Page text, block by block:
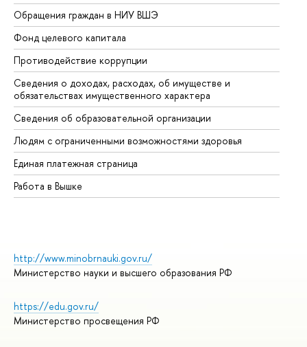
Обращения граждан в НИУ ВШЭ
Фонд целевого капитала
Противодействие коррупции
Сведения о доходах, расходах, об имуществе и
обязательствах имущественного характера
Сведения об образовательной организации
Людям с ограниченными возможностями здоровья
Единая платежная страница
Работа в Вышке
http://www.minobrnauki.gov.ru/
Министерство науки и высшего образования РФ
https://edu.gov.ru/
Министерство просвещения РФ